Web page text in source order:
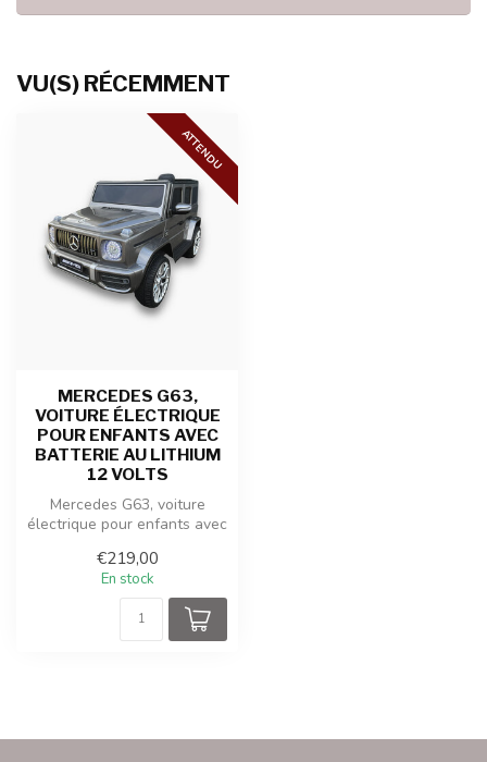
VU(S) RÉCEMMENT
ATTENDU
MERCEDES G63,
VOITURE ÉLECTRIQUE
POUR ENFANTS AVEC
BATTERIE AU LITHIUM
12 VOLTS
Mercedes G63, voiture
électrique pour enfants avec
€219,00
En stock